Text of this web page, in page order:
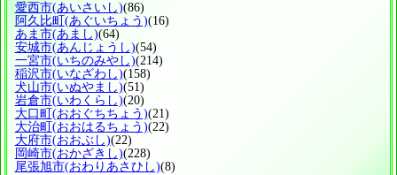
愛西市(あいさいし)(86)
阿久比町 (あぐいちょう)(16)
あま市(あまし)(64)
安城市(あんじょうし)(54)
一宮市(いちのみやし)(214)
稲沢市(いなざわし)(158)
犬山市(いぬやまし)(51)
岩倉市(いわくらし)(20)
大口町 (おおぐちちょう)(21)
大治町 (おおはるちょう)(22)
大府市(おおぶし)(22)
岡崎市(おかざきし)(228)
尾張旭市(おわりあさひし)(8)